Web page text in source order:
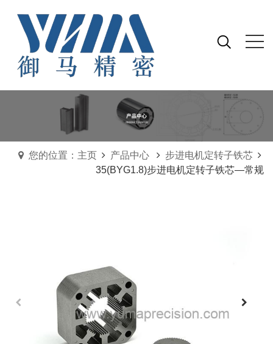
您的位置：主页 产品中心
步进电机定转子铁芯
35(BYG1.8)步进电机定转子铁芯—常规